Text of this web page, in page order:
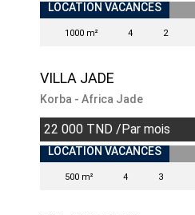
INDISPONIBLE
LOCATION VACANCES
1000 m² 4 2
VILLA JADE
Korba - Africa Jade
22 000 TND /Par mois
LOCATION VACANCES
500 m² 4 3